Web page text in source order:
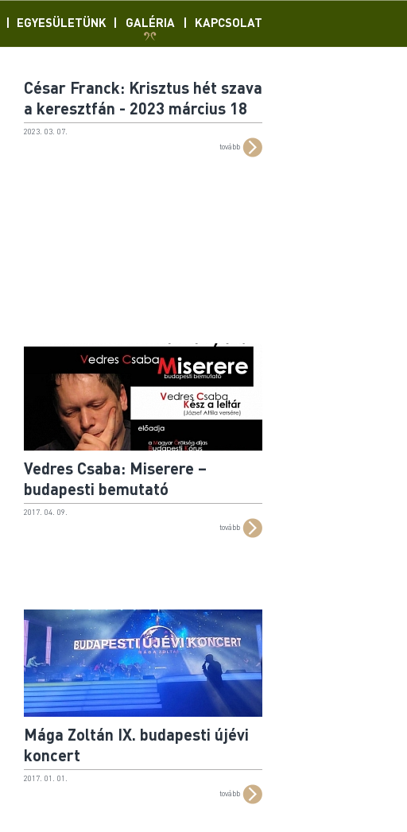
| EGYESÜLETÜNK | GALÉRIA | KAPCSOLAT
César Franck: Krisztus hét szava
a keresztfán - 2023 március 18
2023. 03. 07.
tovább
Vedres Csaba: Miserere –
budapesti bemutató
2017. 04. 09.
tovább
Mága Zoltán IX. budapesti újévi
koncert
2017. 01. 01.
tovább